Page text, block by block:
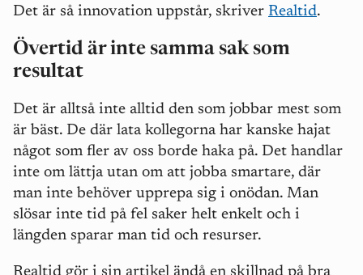
Det är så innovation uppstår, skriver Realtid.
Övertid är inte samma sak som
resultat
Det är alltså inte alltid den som jobbar mest som
är bäst. De där lata kollegorna har kanske hajat
något som fler av oss borde haka på. Det handlar
inte om lättja utan om att jobba smartare, där
man inte behöver upprepa sig i onödan. Man
slösar inte tid på fel saker helt enkelt och i
längden sparar man tid och resurser.
Realtid gör i sin artikel ändå en skillnad på bra